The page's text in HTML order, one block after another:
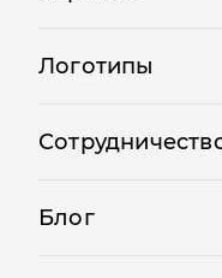
Логотипы
Блог